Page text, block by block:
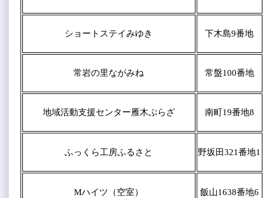
ショートステイみゆき 下木島9番地
常岩の里ながみね 常盤100番地
地域活動支援センター雁木ぷらざ 南町19番地8
ふっくら工房ふるさと 野坂田321番地1
Mハイツ（空室） 飯山1638番地6